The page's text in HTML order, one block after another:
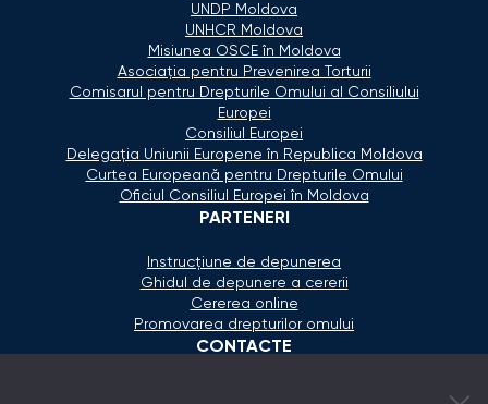
UNDP Moldova
UNHCR Moldova
Misiunea OSCE în Moldova
Asociaţia pentru Prevenirea Torturii
Comisarul pentru Drepturile Omului al Consiliului
Europei
Consiliul Europei
Delegaţia Uniunii Europene în Republica Moldova
Curtea Europeană pentru Drepturile Omului
Oficiul Consiliul Europei în Moldova
PARTENERI
Instrucțiune de depunerea
Ghidul de depunere a cererii
Cererea online
Promovarea drepturilor omului
CONTACTE